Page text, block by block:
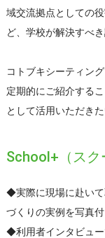
域交流拠点としての
ど、学校が解決すべ
コトブキシーティン
定期的にご紹介する
として活用いただき
School+（ス
◆実際に現場に赴い
づくりの実例を写真
◆利用者インタビュ